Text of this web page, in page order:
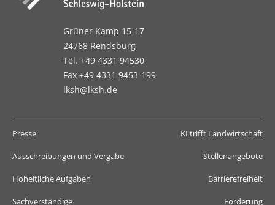
Grüner Kamp 15-17
24768 Rendsburg
Tel. +49 4331 94530
Fax +49 4331 9453-199
lksh@lksh.de
Presse KI trifft Landwirtschaft
Ausschreibungen und Vergabe Stellenangebote
Hoheitliche Aufgaben Barrierefreiheit
Sachverständige Förderung